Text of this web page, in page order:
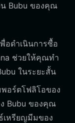
น Bubu ของคุณ
อดำเนินการซื้อ
ช่วยให้คุณทำ
ในระยะสั้น
อร์ตโฟลิโอของ
ง Bubu ของคุณ
เหรียญมีมของ